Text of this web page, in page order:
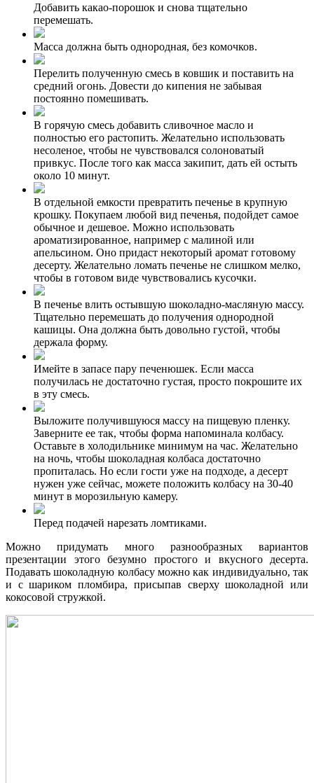
Добавить какао-порошок и снова тщательно
перемешать.
Масса должна быть однородная, без комочков.
Перелить полученную смесь в ковшик и поставить на
средний огонь. Довести до кипения не забывая
постоянно помешивать.
В горячую смесь добавить сливочное масло и
полностью его растопить. Желательно использовать
несоленое, чтобы не чувствовался солоноватый
привкус. После того как масса закипит, дать ей остыть
около 10 минут.
В отдельной емкости превратить печенье в крупную
крошку. Покупаем любой вид печенья, подойдет самое
обычное и дешевое. Можно использовать
ароматизированное, например с малиной или
апельсином. Оно придаст некоторый аромат готовому
десерту. Желательно ломать печенье не слишком мелко,
чтобы в готовом виде чувствовались кусочки.
В печенье влить остывшую шоколадно-масляную массу.
Тщательно перемешать до получения однородной
кашицы. Она должна быть довольно густой, чтобы
держала форму.
Имейте в запасе пару печенюшек. Если масса
получилась не достаточно густая, просто покрошите их
в эту смесь.
Выложите получившуюся массу на пищевую пленку.
Заверните ее так, чтобы форма напоминала колбасу.
Оставьте в холодильнике минимум на час. Желательно
на ночь, чтобы шоколадная колбаса достаточно
пропиталась. Но если гости уже на подходе, а десерт
нужен уже сейчас, можете положить колбасу на 30-40
минут в морозильную камеру.
Перед подачей нарезать ломтиками.
Можно придумать много разнообразных вариантов
презентации этого безумно простого и вкусного десерта.
Подавать шоколадную колбасу можно как индивидуально, так
и с шариком пломбира, присыпав сверху шоколадной или
кокосовой стружкой.